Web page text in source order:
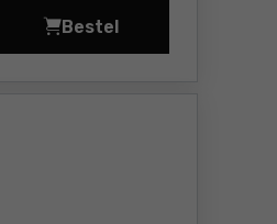
Bestel
Gereedschapstas